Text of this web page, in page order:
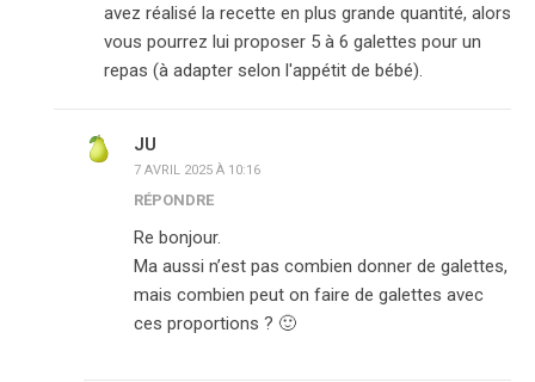
avez réalisé la recette en plus grande quantité, alors
vous pourrez lui proposer 5 à 6 galettes pour un
repas (à adapter selon l'appétit de bébé).
JU
7 AVRIL 2025 À 10:16
RÉPONDRE
Re bonjour.
Ma aussi n’est pas combien donner de galettes,
mais combien peut on faire de galettes avec
ces proportions ? 🙂